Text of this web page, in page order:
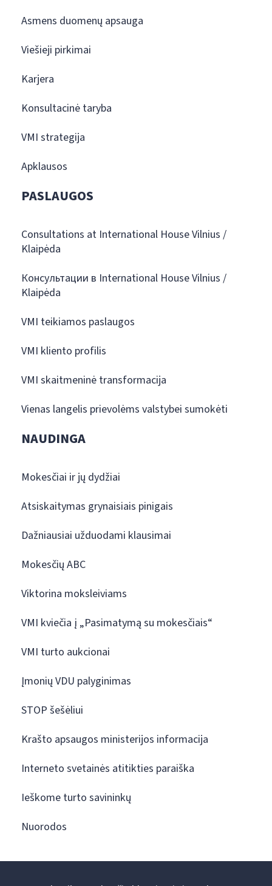
Asmens duomenų apsauga
Viešieji pirkimai
Karjera
Konsultacinė taryba
VMI strategija
Apklausos
PASLAUGOS
Consultations at International House Vilnius /
Klaipėda
Консультации в International House Vilnius /
Klaipėda
VMI teikiamos paslaugos
VMI kliento profilis
VMI skaitmeninė transformacija
Vienas langelis prievolėms valstybei sumokėti
NAUDINGA
Mokesčiai ir jų dydžiai
Atsiskaitymas grynaisiais pinigais
Dažniausiai užduodami klausimai
Mokesčių ABC
Viktorina moksleiviams
VMI kviečia į „Pasimatymą su mokesčiais“
VMI turto aukcionai
Įmonių VDU palyginimas
STOP šešėliui
Krašto apsaugos ministerijos informacija
Interneto svetainės atitikties paraiška
Ieškome turto savininkų
Nuorodos